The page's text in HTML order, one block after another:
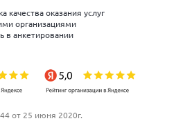
качества оказания услуг
организациями
в анкетировании
от 25 июня 2020г.